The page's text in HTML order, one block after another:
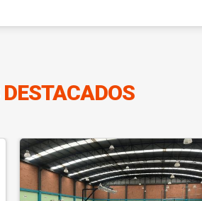
DESTACADOS